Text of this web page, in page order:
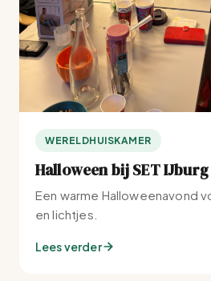
WERELDHUISKAMER
Halloween bij SET IJburg
Een warme Halloweenavond
en lichtjes.
Lees verder